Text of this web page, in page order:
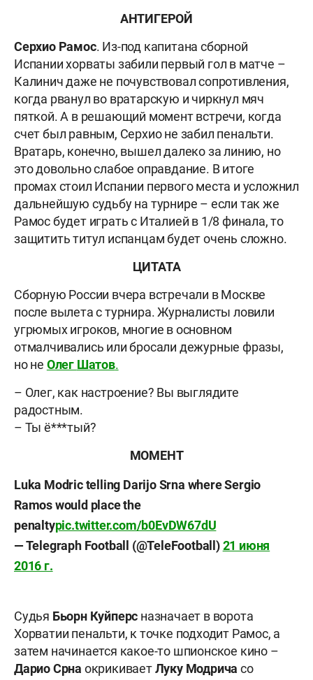
АНТИГЕРОЙ
Серхио Рамос. Из-под капитана сборной
Испании хорваты забили первый гол в матче –
Калинич даже не почувствовал сопротивления,
когда рванул во вратарскую и чиркнул мяч
пяткой. А в решающий момент встречи, когда
счет был равным, Серхио не забил пенальти.
Вратарь, конечно, вышел далеко за линию, но
это довольно слабое оправдание. В итоге
промах стоил Испании первого места и усложнил
дальнейшую судьбу на турнире – если так же
Рамос будет играть с Италией в 1/8 финала, то
защитить титул испанцам будет очень сложно.
ЦИТАТА
Сборную России вчера встречали в Москве
после вылета с турнира. Журналисты ловили
угрюмых игроков, многие в основном
отмалчивались или бросали дежурные фразы,
но не Олег Шатов.
– Олег, как настроение? Вы выглядите
радостным.
– Ты ё***тый?
МОМЕНТ
Luka Modric telling Darijo Srna where Sergio
Ramos would place the
penaltypic.twitter.com/b0EvDW67dU
— Telegraph Football (@TeleFootball)21 июня
2016 г.
Судья Бьорн Куйперс назначает в ворота
Хорватии пенальти, к точке подходит Рамос, а
затем начинается какое-то шпионское кино –
Дарио Срна окрикиваетЛуку Модрича со